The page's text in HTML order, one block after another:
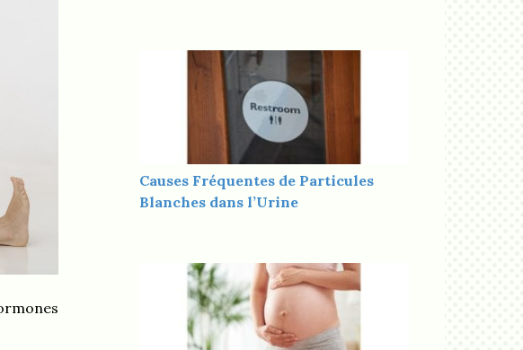
Causes Fréquentes de Particules
Blanches dans l’Urine